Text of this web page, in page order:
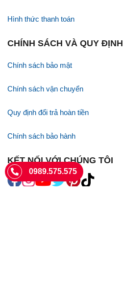
Hình thức thanh toán
CHÍNH SÁCH VÀ QUY ĐỊNH
Chính sách bảo mật
Chính sách vận chuyển
Quy định đổi trả hoàn tiền
Chính sách bảo hành
KẾT NỐI VỚI CHÚNG TÔI
0989.575.575